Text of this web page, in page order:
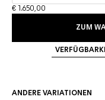
€ 1.650,00
ZUM
ANDERE VARIATIONEN